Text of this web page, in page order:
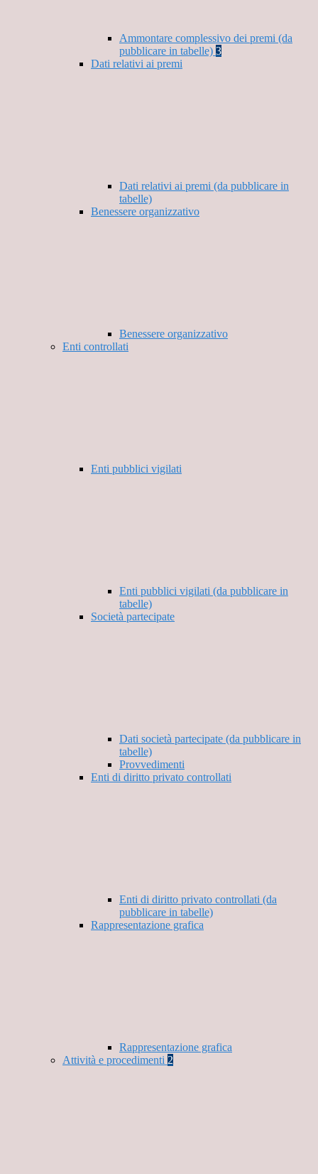
Ammontare complessivo dei premi (da
pubblicare in tabelle) 3
Dati relativi ai premi
Dati relativi ai premi (da pubblicare in
tabelle)
Benessere organizzativo
Benessere organizzativo
Enti controllati
Enti pubblici vigilati
Enti pubblici vigilati (da pubblicare in
tabelle)
Società partecipate
Dati società partecipate (da pubblicare in
tabelle)
Provvedimenti
Enti di diritto privato controllati
Enti di diritto privato controllati (da
pubblicare in tabelle)
Rappresentazione grafica
Rappresentazione grafica
Attività e procedimenti 2